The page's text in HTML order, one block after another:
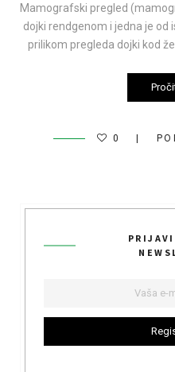
Mamografski pregled
dojki rendgenom i jedna je
prilikom pregleda dojki kod
0